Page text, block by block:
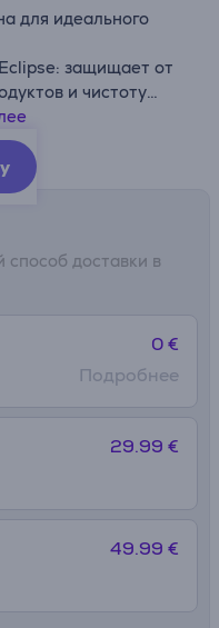
для идеального
защищает от
и чистоту
удобное управление
витамины и
доставки в
0 €
Подробнее
29.99 €
49.99 €